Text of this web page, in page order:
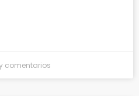
comentarios